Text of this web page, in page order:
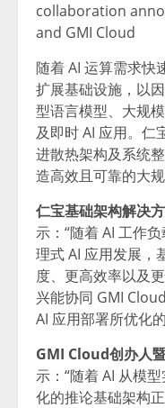
collaboration
and GMI Cloud
随着 AI 运算需求快
扩展基础设施，以
型语言模型、大规
及即时 AI 应用。仁
进散热架构及系统
造高效且可靠的大规
仁宝基础架构解决
示：“随着 AI 工作
理式 AI 应用发展，
度、更高效率以及
兴能协同 GMI
AI 应用部署所优化
GMI Cloud创办人
示：“随着 AI 从模
化的推论基础架构